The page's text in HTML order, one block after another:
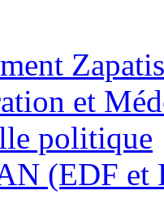
et
politique
(EDF et